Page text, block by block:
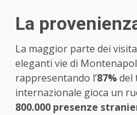
La
La maggior parte dei
eleganti vie di
rappresentando l’87%del
internazionale gioca un
800.000 presenze